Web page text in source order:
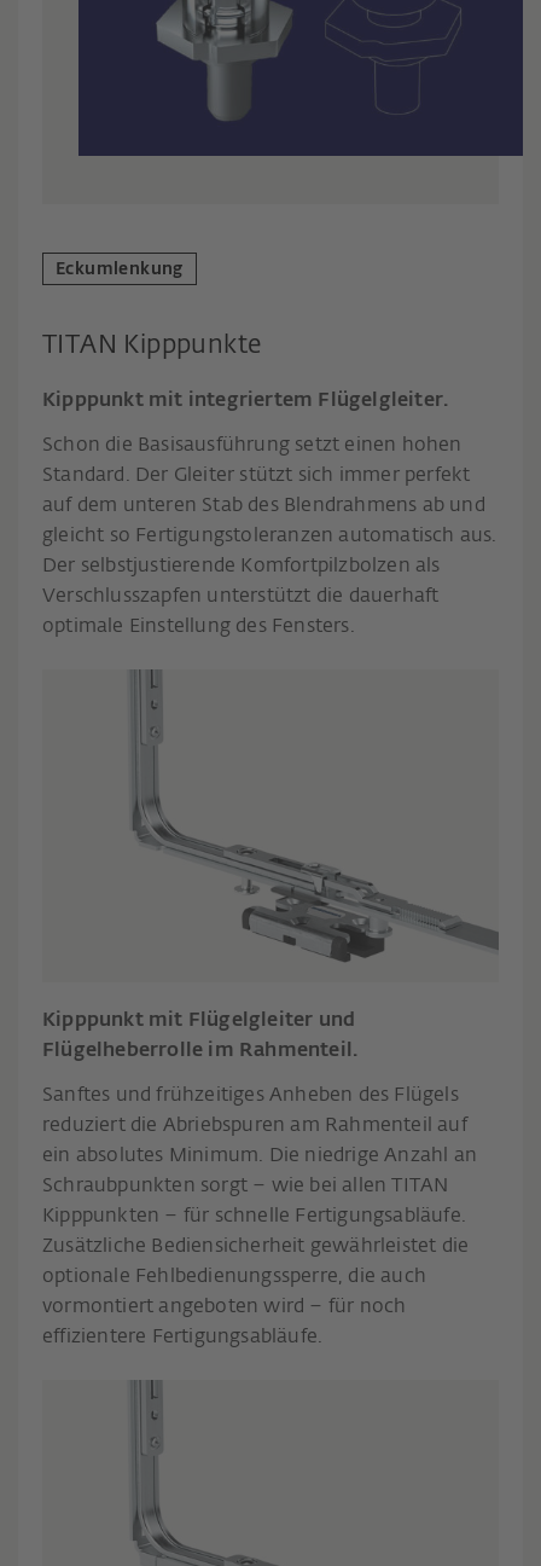
Eckumlenkung
TITAN Kipppunkte
Kipppunkt mit integriertem Flügelgleiter.
Schon die Basisausführung setzt einen hohen
Standard. Der Gleiter stützt sich immer perfekt
auf dem unteren Stab des Blendrahmens ab und
gleicht so Fertigungstoleranzen automatisch aus.
Der selbstjustierende Komfortpilzbolzen als
Verschlusszapfen unterstützt die dauerhaft
optimale Einstellung des Fensters.
Kipppunkt mit Flügelgleiter und
Flügelheberrolle im Rahmenteil.
Sanftes und frühzeitiges Anheben des Flügels
reduziert die Abriebspuren am Rahmenteil auf
ein absolutes Minimum. Die niedrige Anzahl an
Schraubpunkten sorgt – wie bei allen TITAN
Kipppunkten – für schnelle Fertigungsabläufe.
Zusätzliche Bediensicherheit gewährleistet die
optionale Fehlbedienungssperre, die auch
vormontiert angeboten wird – für noch
effizientere Fertigungsabläufe.